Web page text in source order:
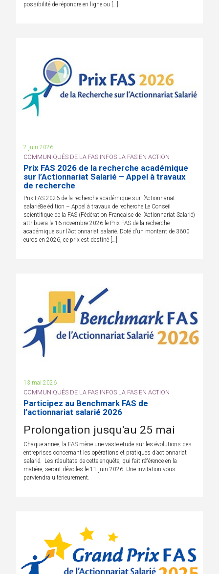
possibilité de répondre en ligne ou […]
2 juin 2026
COMMUNIQUÉS DE LA FAS INFOS LA FAS EN ACTION
Prix FAS 2026 de la recherche académique
sur l’Actionnariat Salarié – Appel à travaux
de recherche
Prix FAS 2026 de la recherche académique sur l’Actionnariat
salarié8e édition – Appel à travaux de recherche Le Conseil
scientifique de la FAS (Fédération Française de l’Actionnariat Salarié)
attribuera le 16 novembre 2026 le Prix FAS de la recherche
académique sur l’Actionnariat salarié. Doté d’un montant de 3600
euros en 2026, ce prix est destiné […]
13 mai 2026
COMMUNIQUÉS DE LA FAS INFOS LA FAS EN ACTION
Participez au Benchmark FAS de
l’actionnariat salarié 2026
Prolongation jusqu'au 25 mai
Chaque année, la FAS mène une vaste étude sur les évolutions des
entreprises concernant les opérations et pratiques d’actionnariat
salarié. Les résultats de cette enquête, qui fait référence en la
matière, seront dévoilés le 11 juin 2026. Une invitation vous
parviendra ultérieurement.